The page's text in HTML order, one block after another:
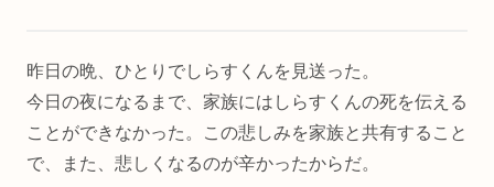
昨日の晩、ひとりでしらすくんを見送った。
今日の夜になるまで、家族にはしらすくんの死を伝える
ことができなかった。この悲しみを家族と共有すること
で、また、悲しくなるのが辛かったからだ。